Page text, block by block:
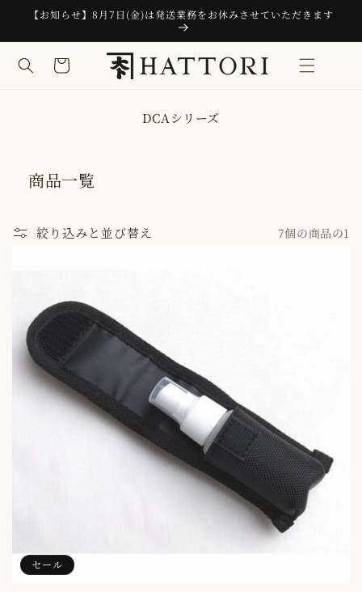
ンツに
【お知らせ】8月7日(金)は発送業務をお休みさせていただきます
カ
ー
コ
DCAシリーズ
商品一覧
絞り込みと並び替え 7個の商品の1
セール